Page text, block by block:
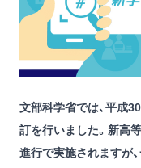
文部科学省では、平成
訂を行いました。新高
進行で実施されますが